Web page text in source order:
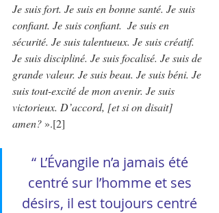
Je suis fort. Je suis en bonne santé. Je suis
confiant. Je suis confiant.  Je suis en
sécurité. Je suis talentueux. Je suis créatif.
Je suis discipliné. Je suis focalisé. Je suis de
grande valeur. Je suis beau. Je suis béni. Je
suis tout-excité de mon avenir. Je suis
victorieux. D’accord, [et si on disait]
amen? ».[2]
“ L’Évangile n’a jamais été
centré sur l’homme et ses
désirs, il est toujours centré